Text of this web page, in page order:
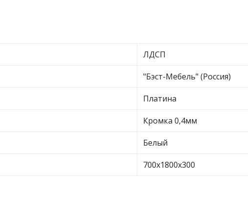
ЛДСП
"Бэст-Мебель" (Россия)
Платина
Кромка 0,4мм
Белый
700х1800х300